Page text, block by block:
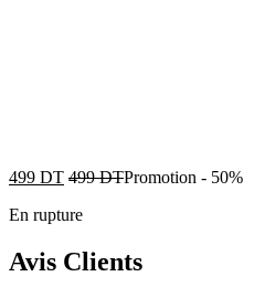
499 DT 499DTPromotion - 50%
En rupture
Avis Clients